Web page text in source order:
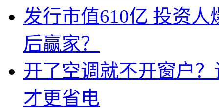
发行市值610亿 投资
后赢家？
开了空调就不开窗户
才更省电